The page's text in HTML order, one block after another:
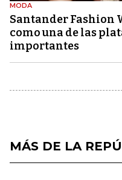
MODA
Santander Fashion
como una de las
importantes
MÁS DE LA